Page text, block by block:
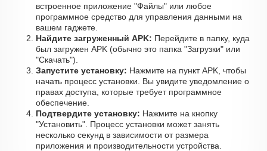
встроенное приложение "Файлы" или любое
программное средство для управления данными на
вашем гаджете.
Найдите загруженный APK: Перейдите в папку, куда
был загружен APK (обычно это папка "Загрузки" или
"Скачать").
Запустите установку: Нажмите на пункт APK, чтобы
начать процесс установки. Вы увидите уведомление о
правах доступа, которые требует программное
обеспечение.
Подтвердите установку: Нажмите на кнопку
"Установить". Процесс установки может занять
несколько секунд в зависимости от размера
приложения и производительности устройства.